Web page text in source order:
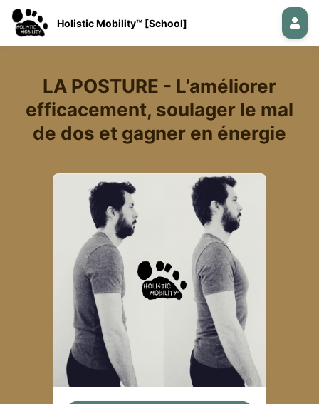
Holistic Mobility™ [School]
LA POSTURE - L’améliorer
efficacement, soulager le mal
de dos et gagner en énergie